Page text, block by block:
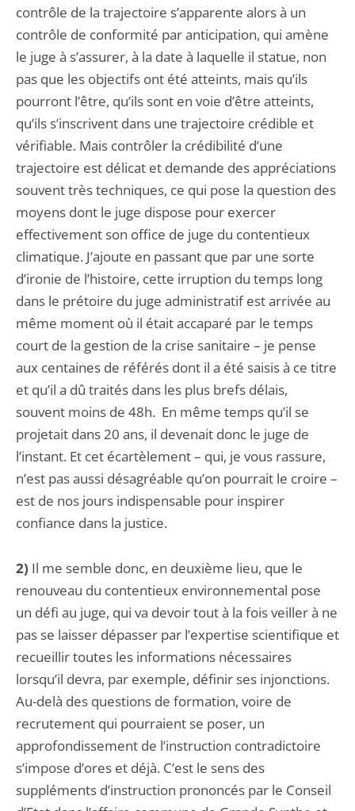
contrôle de la trajectoire s’apparente alors à un
contrôle de conformité par anticipation, qui amène
le juge à s’assurer, à la date à laquelle il statue, non
pas que les objectifs ont été atteints, mais qu’ils
pourront l’être, qu’ils sont en voie d’être atteints,
qu’ils s’inscrivent dans une trajectoire crédible et
vérifiable. Mais contrôler la crédibilité d’une
trajectoire est délicat et demande des appréciations
souvent très techniques, ce qui pose la question des
moyens dont le juge dispose pour exercer
effectivement son office de juge du contentieux
climatique. J’ajoute en passant que par une sorte
d’ironie de l’histoire, cette irruption du temps long
dans le prétoire du juge administratif est arrivée au
même moment où il était accaparé par le temps
court de la gestion de la crise sanitaire – je pense
aux centaines de référés dont il a été saisis à ce titre
et qu’il a dû traités dans les plus brefs délais,
souvent moins de 48h. En même temps qu’il se
projetait dans 20 ans, il devenait donc le juge de
l’instant. Et cet écartèlement – qui, je vous rassure,
n’est pas aussi désagréable qu’on pourrait le croire –
est de nos jours indispensable pour inspirer
confiance dans la justice.
2) Il me semble donc, en deuxième lieu, que le
renouveau du contentieux environnemental pose
un défi au juge, qui va devoir tout à la fois veiller à ne
pas se laisser dépasser par l’expertise scientifique et
recueillir toutes les informations nécessaires
lorsqu’il devra, par exemple, définir ses injonctions.
Au-delà des questions de formation, voire de
recrutement qui pourraient se poser, un
approfondissement de l’instruction contradictoire
s’impose d’ores et déjà. C’est le sens des
suppléments d’instruction prononcés par le Conseil